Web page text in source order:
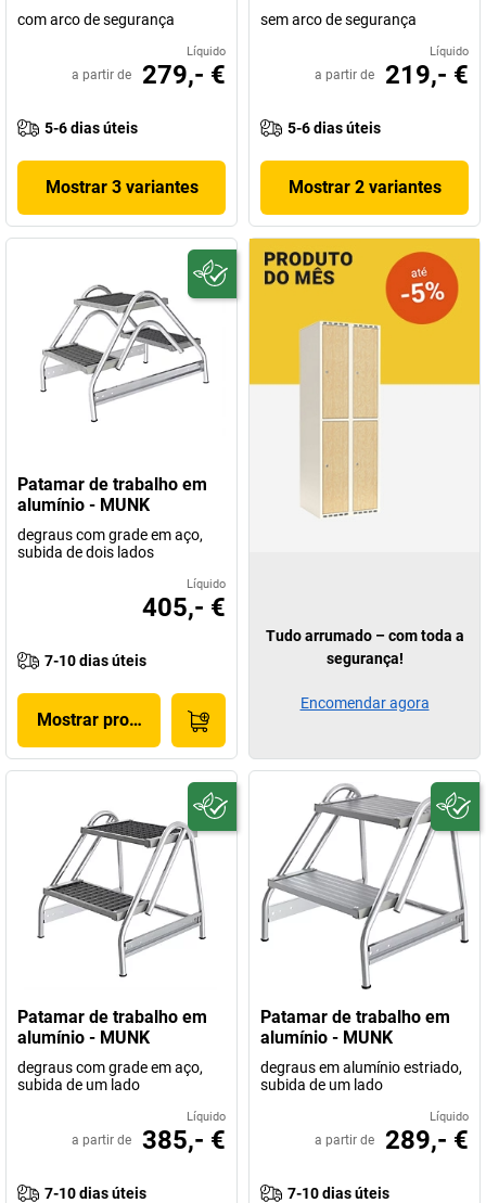
com arco de segurança
Líquido
a partir de 279,- €
5-6 dias úteis
Mostrar 3 variantes
sem arco de segurança
Líquido
a partir de 219,- €
5-6 dias úteis
Mostrar 2 variantes
Patamar de trabalho em
alumínio - MUNK
degraus com grade em aço,
subida de dois lados
Líquido
405,- €
7-10 dias úteis
Mostrar produto
Patamar de trabalho em
alumínio - MUNK
degraus com grade em aço,
subida de um lado
Líquido
a partir de 385,- €
7-10 dias úteis
Patamar de trabalho em
alumínio - MUNK
degraus em alumínio estriado,
subida de um lado
Líquido
a partir de 289,- €
7-10 dias úteis
Tudo arrumado – com toda a
segurança!
Encomendar agora